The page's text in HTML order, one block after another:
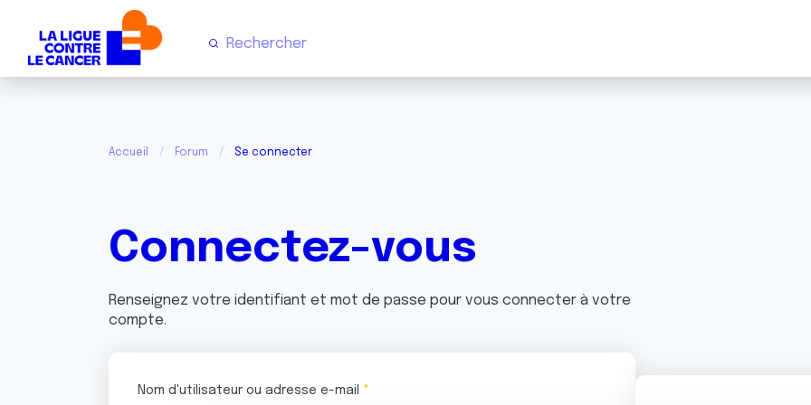
Accueil Forum Se connecter
Connectez-vous
Renseignez votre identifiant et mot de passe pour vous connecter à votre
compte.
Nom d'utilisateur ou adresse e-mail